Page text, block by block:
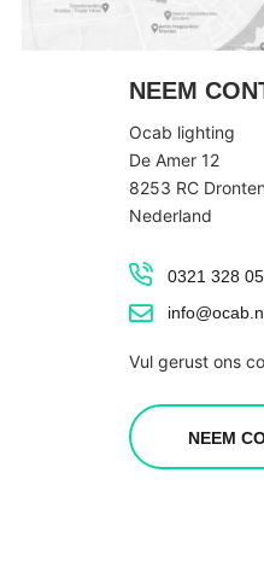
NEEM
Ocab lighting
De Amer 12
8253 RC Dronten
Nederland
0321 328
Vul gerust ons
NEEM